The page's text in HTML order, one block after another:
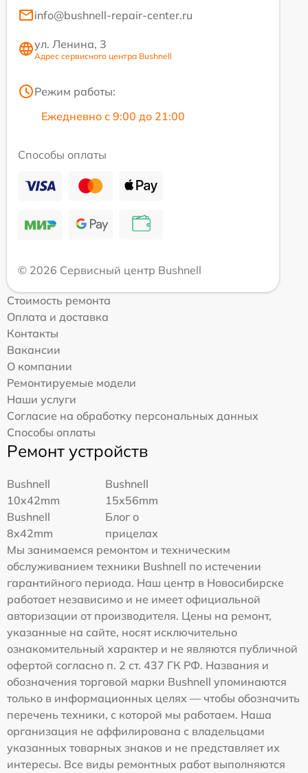
info@bushnell-repair-center.ru
ул. Ленина, 3
Адрес сервисного центра Bushnell
Режим работы:
Ежедневно с 9:00 до 21:00
Способы оплаты
© 2026 Сервисный центр Bushnell
Стоимость ремонта
Оплата и доставка
Контакты
Вакансии
О компании
Ремонтируемые модели
Наши услуги
Согласие на обработку персональных данных
Способы оплаты
Ремонт устройств
Bushnell
10x42mm
Bushnell
15x56mm
Bushnell
8x42mm
Блог о
прицелах
Мы занимаемся ремонтом и техническим
обслуживанием техники Bushnell по истечении
гарантийного периода. Наш центр в Новосибирске
работает независимо и не имеет официальной
авторизации от производителя. Цены на ремонт,
указанные на сайте, носят исключительно
ознакомительный характер и не являются публичной
офертой согласно п. 2 ст. 437 ГК РФ. Названия и
обозначения торговой марки Bushnell упоминаются
только в информационных целях — чтобы обозначить
перечень техники, с которой мы работаем. Наша
организация не аффилирована с владельцами
указанных товарных знаков и не представляет их
интересы. Все виды ремонтных работ выполняются